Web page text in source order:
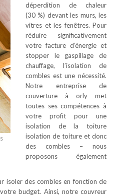
déperdition de chaleur
(30 %) devant les murs, les
vitres et les fenêtres. Pour
réduire significativement
votre facture d’énergie et
stopper le gaspillage de
chauffage, l’isolation de
combles est une nécessité.
Notre entreprise de
couverture à orly met
toutes ses compétences à
votre profit pour une
isolation de la toiture
isolation de toiture et donc
des combles – nous
proposons également
isoler des combles en fonction de
budget. Ainsi, notre couvreur